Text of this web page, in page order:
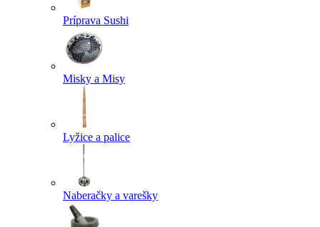
Príprava Sushi
Misky a Misy
Lyžice a palice
Naberačky a varešky